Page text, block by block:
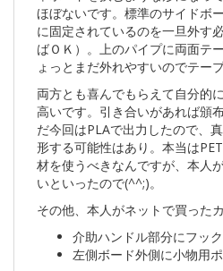
ほぼないです。標準のサイドボ
に固定されているのを一旦外す
ばＯＫ）。上のパイプに両面テ
ょっとまだ外れやすいのでテー
両方とも喜んでもらえて自分的
高いです。引き合いがあれば頒
だ今回はPLAで出力したので、
形する可能性はあり。本当は
材を使うべきなんですが、本人
いといったので(^^;)。
その他、本人がネットで買った
介助ハンドル部分にフック
左側ボード外側に小物用